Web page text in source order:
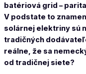
batériová grid –
V podstate to
solárnej elektriny sú
tradičných
reálne, že sa
od tradičnej siete?